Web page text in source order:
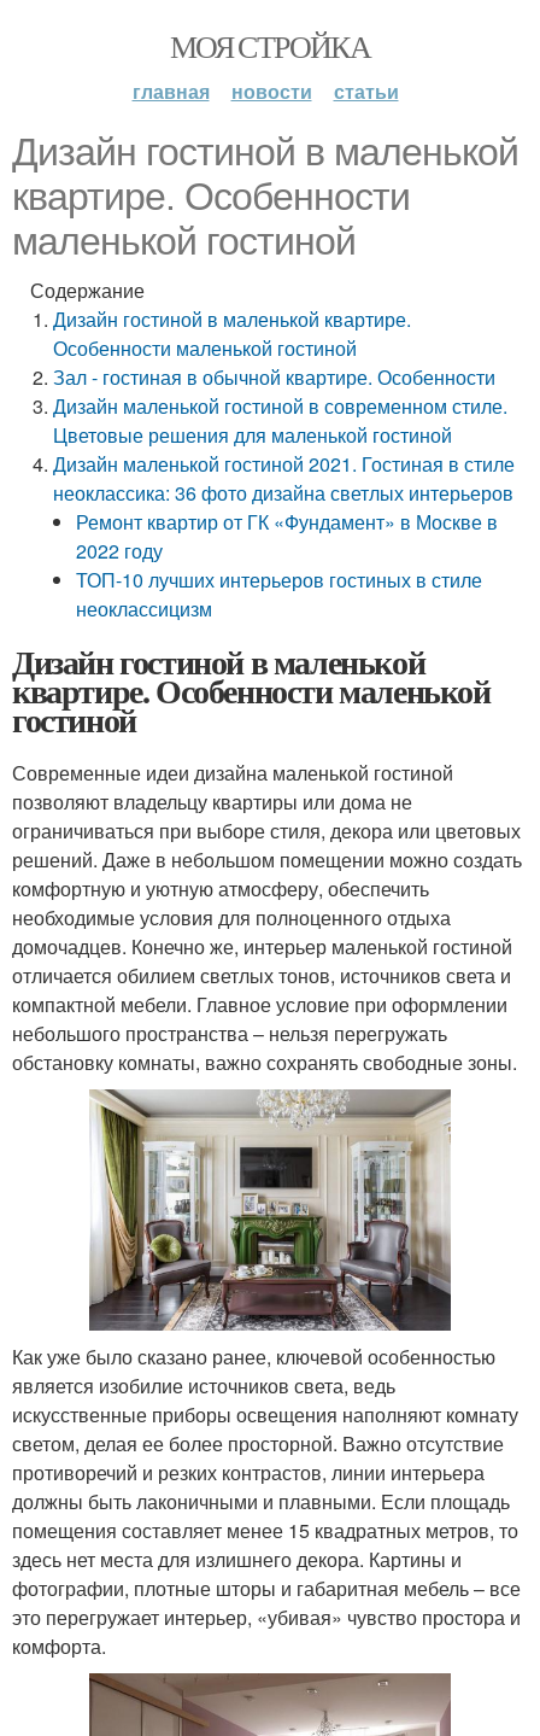
МОЯ СТРОЙКА
главная новости статьи
Дизайн гостиной в маленькой
квартире. Особенности
маленькой гостиной
Содержание
Дизайн гостиной в маленькой квартире.
Особенности маленькой гостиной
Зал - гостиная в обычной квартире. Особенности
Дизайн маленькой гостиной в современном стиле.
Цветовые решения для маленькой гостиной
Дизайн маленькой гостиной 2021. Гостиная в стиле
неоклассика: 36 фото дизайна светлых интерьеров
Ремонт квартир от ГК «Фундамент» в Москве в
2022 году
ТОП-10 лучших интерьеров гостиных в стиле
неоклассицизм
Дизайн гостиной в маленькой
квартире. Особенности маленькой
гостиной
Современные идеи дизайна маленькой гостиной
позволяют владельцу квартиры или дома не
ограничиваться при выборе стиля, декора или цветовых
решений. Даже в небольшом помещении можно создать
комфортную и уютную атмосферу, обеспечить
необходимые условия для полноценного отдыха
домочадцев. Конечно же, интерьер маленькой гостиной
отличается обилием светлых тонов, источников света и
компактной мебели. Главное условие при оформлении
небольшого пространства – нельзя перегружать
обстановку комнаты, важно сохранять свободные зоны.
Как уже было сказано ранее, ключевой особенностью
является изобилие источников света, ведь
искусственные приборы освещения наполняют комнату
светом, делая ее более просторной. Важно отсутствие
противоречий и резких контрастов, линии интерьера
должны быть лаконичными и плавными. Если площадь
помещения составляет менее 15 квадратных метров, то
здесь нет места для излишнего декора. Картины и
фотографии, плотные шторы и габаритная мебель – все
это перегружает интерьер, «убивая» чувство простора и
комфорта.